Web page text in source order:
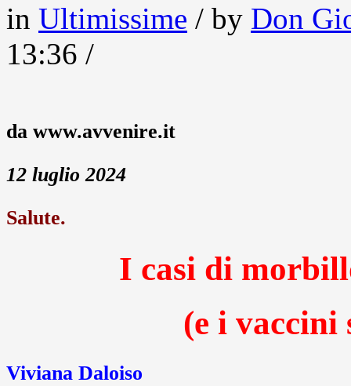
in Ultimissime / by Don
13:36 /
da www.avvenire.it
12 luglio 2024
Salute.
I casi di
(e i vaccini
Viviana Daloiso